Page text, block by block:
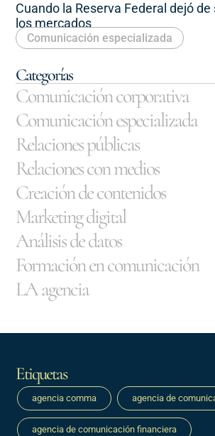
Cuando la Reserva Federal dejó
los mercados
Comunicación especializada
Categorías
Comunicación corporativa
Comunicación especializada
Relaciones públicas
Relaciones con medios
Creación de contenidos
Marketing digital
Análisis de datos
Formación en comunicación
LA agencia
Etiquetas
agencia comma agencia de
agencia de comunicación financiera